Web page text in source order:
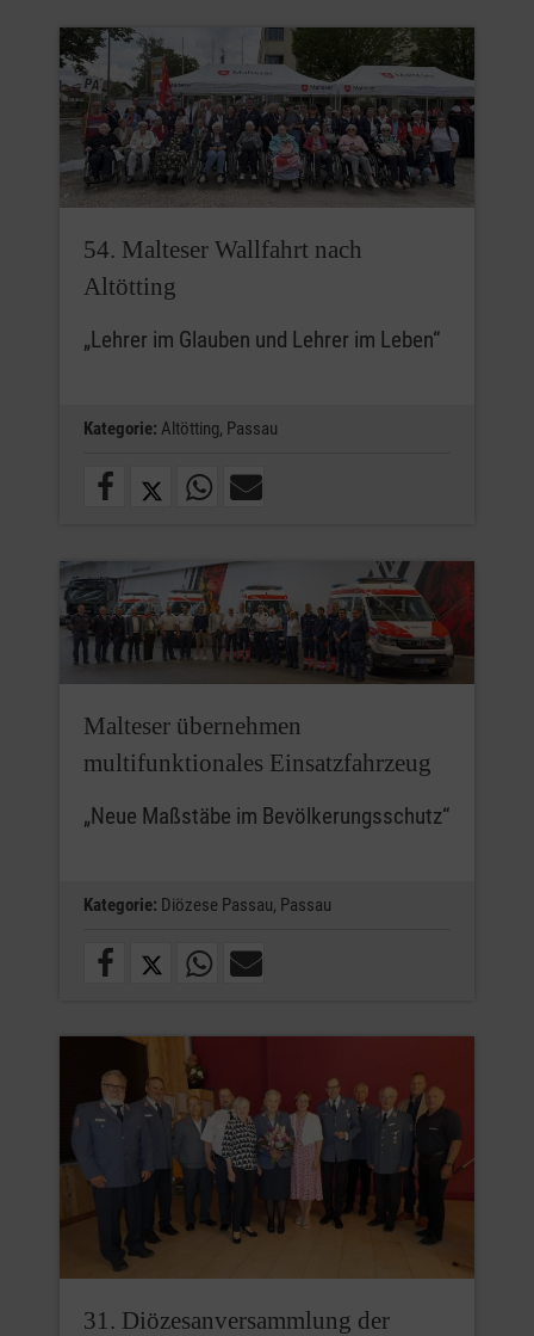
54. Malteser Wallfahrt nach
Altötting
„Lehrer im Glauben und Lehrer im Leben“
Kategorie: Altötting, Passau
Malteser übernehmen
multifunktionales Einsatzfahrzeug
„Neue Maßstäbe im Bevölkerungsschutz“
Kategorie: Diözese Passau, Passau
31. Diözesanversammlung der